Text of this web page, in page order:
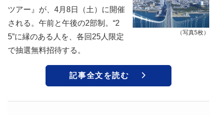
（写真5枚）
ツアー』が、4月8日（土）に開催
される。午前と午後の2部制。“2
5”に縁のある人を、各回25人限定
で抽選無料招待する。
記事全文を読む